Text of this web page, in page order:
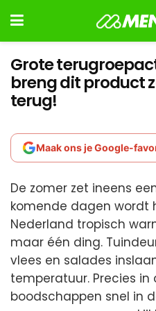
Grote
breng dit product
terug!
Maak ons je Google-
De zomer zet ineens
komende dagen wordt
Nederland tropisch
maar één ding.
vlees en salades
temperatuur. Precies
boodschappen snel in